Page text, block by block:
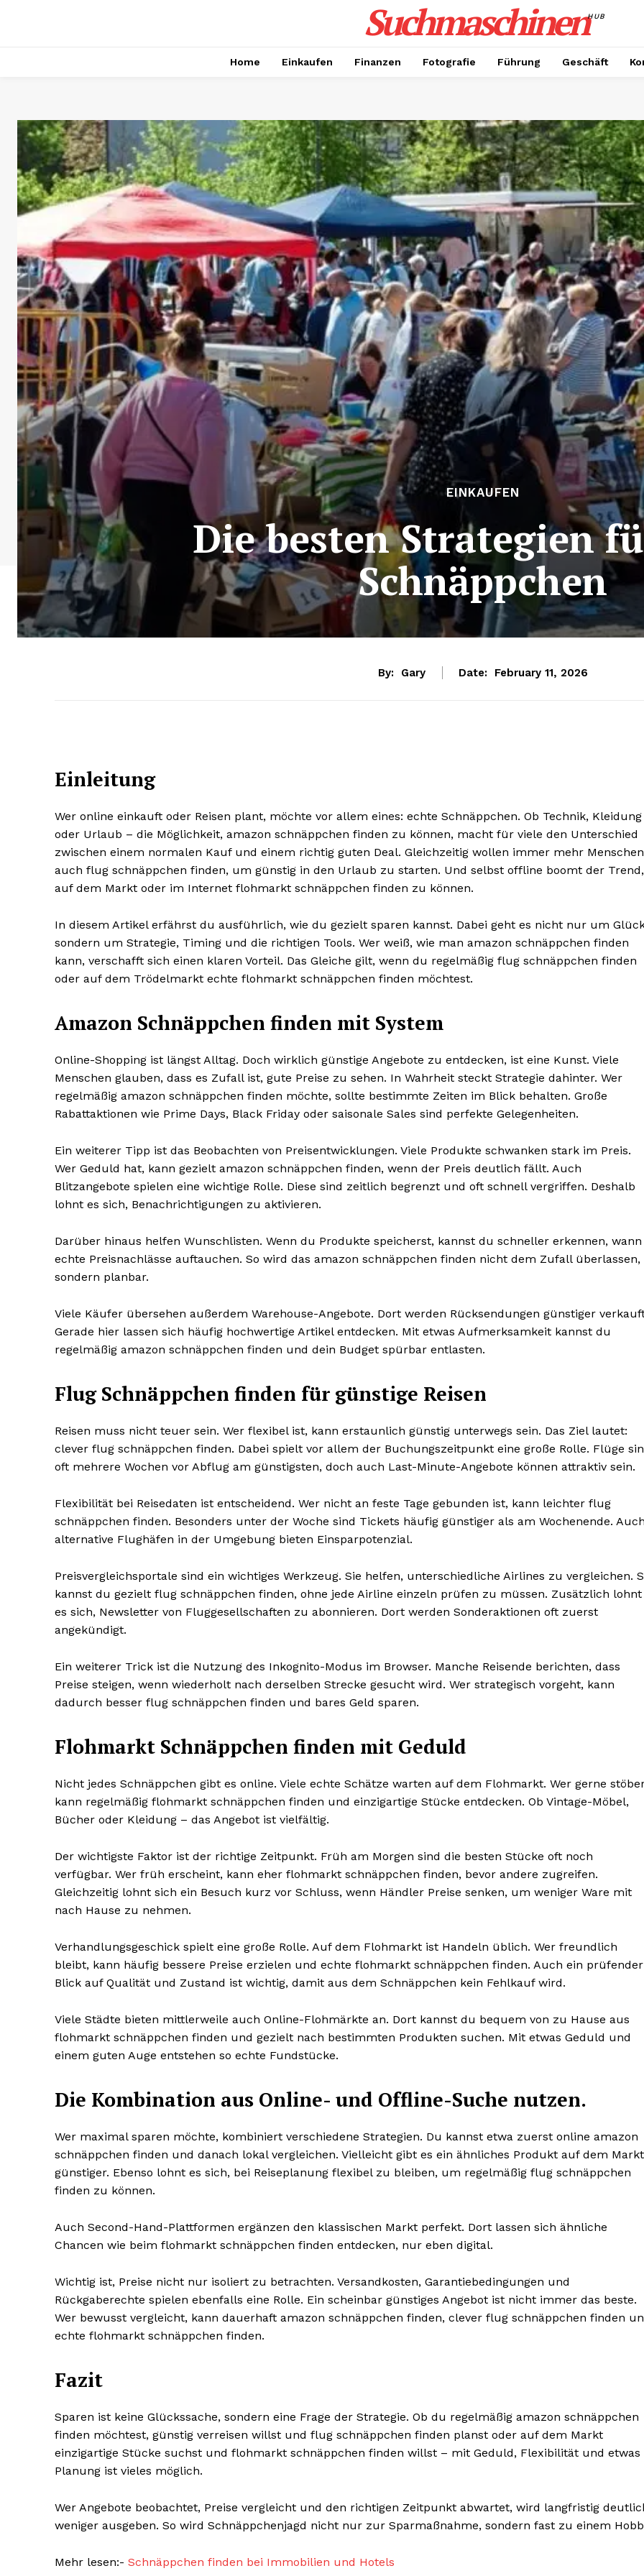
SuchmaschinenHUB
Home Einkaufen Finanzen Fotografie Führung Geschäft
EINKAUFEN
Die besten Strategien
Schnäppchen
By: Gary Date: February 11, 2026
Einleitung
Wer online einkauft oder Reisen plant, möchte vor allem eines: echte Schnäppchen. Ob Technik, Kleidung
oder Urlaub – die Möglichkeit, amazon schnäppchen finden zu können, macht für viele den Unterschied
zwischen einem normalen Kauf und einem richtig guten Deal. Gleichzeitig wollen immer mehr Menschen
auch flug schnäppchen finden, um günstig in den Urlaub zu starten. Und selbst offline boomt der Trend,
auf dem Markt oder im Internet flohmarkt schnäppchen finden zu können.
In diesem Artikel erfährst du ausführlich, wie du gezielt sparen kannst. Dabei geht es nicht nur um
sondern um Strategie, Timing und die richtigen Tools. Wer weiß, wie man amazon schnäppchen finden
kann, verschafft sich einen klaren Vorteil. Das Gleiche gilt, wenn du regelmäßig flug schnäppchen finden
oder auf dem Trödelmarkt echte flohmarkt schnäppchen finden möchtest.
Amazon Schnäppchen finden mit System
Online-Shopping ist längst Alltag. Doch wirklich günstige Angebote zu entdecken, ist eine Kunst. Viele
Menschen glauben, dass es Zufall ist, gute Preise zu sehen. In Wahrheit steckt Strategie dahinter. Wer
regelmäßig amazon schnäppchen finden möchte, sollte bestimmte Zeiten im Blick behalten. Große
Rabattaktionen wie Prime Days, Black Friday oder saisonale Sales sind perfekte Gelegenheiten.
Ein weiterer Tipp ist das Beobachten von Preisentwicklungen. Viele Produkte schwanken stark im Preis.
Wer Geduld hat, kann gezielt amazon schnäppchen finden, wenn der Preis deutlich fällt. Auch
Blitzangebote spielen eine wichtige Rolle. Diese sind zeitlich begrenzt und oft schnell vergriffen. Deshalb
lohnt es sich, Benachrichtigungen zu aktivieren.
Darüber hinaus helfen Wunschlisten. Wenn du Produkte speicherst, kannst du schneller erkennen, wann
echte Preisnachlässe auftauchen. So wird das amazon schnäppchen finden nicht dem Zufall überlassen,
sondern planbar.
Viele Käufer übersehen außerdem Warehouse-Angebote. Dort werden Rücksendungen günstiger
Gerade hier lassen sich häufig hochwertige Artikel entdecken. Mit etwas Aufmerksamkeit kannst du
regelmäßig amazon schnäppchen finden und dein Budget spürbar entlasten.
Flug Schnäppchen finden für günstige Reisen
Reisen muss nicht teuer sein. Wer flexibel ist, kann erstaunlich günstig unterwegs sein. Das Ziel lautet:
clever flug schnäppchen finden. Dabei spielt vor allem der Buchungszeitpunkt eine große Rolle. Flüge
oft mehrere Wochen vor Abflug am günstigsten, doch auch Last-Minute-Angebote können attraktiv sein.
Flexibilität bei Reisedaten ist entscheidend. Wer nicht an feste Tage gebunden ist, kann leichter flug
schnäppchen finden. Besonders unter der Woche sind Tickets häufig günstiger als am Wochenende.
alternative Flughäfen in der Umgebung bieten Einsparpotenzial.
Preisvergleichsportale sind ein wichtiges Werkzeug. Sie helfen, unterschiedliche Airlines zu vergleichen.
kannst du gezielt flug schnäppchen finden, ohne jede Airline einzeln prüfen zu müssen. Zusätzlich lohnt
es sich, Newsletter von Fluggesellschaften zu abonnieren. Dort werden Sonderaktionen oft zuerst
angekündigt.
Ein weiterer Trick ist die Nutzung des Inkognito-Modus im Browser. Manche Reisende berichten, dass
Preise steigen, wenn wiederholt nach derselben Strecke gesucht wird. Wer strategisch vorgeht, kann
dadurch besser flug schnäppchen finden und bares Geld sparen.
Flohmarkt Schnäppchen finden mit Geduld
Nicht jedes Schnäppchen gibt es online. Viele echte Schätze warten auf dem Flohmarkt. Wer gerne
kann regelmäßig flohmarkt schnäppchen finden und einzigartige Stücke entdecken. Ob Vintage-Möbel,
Bücher oder Kleidung – das Angebot ist vielfältig.
Der wichtigste Faktor ist der richtige Zeitpunkt. Früh am Morgen sind die besten Stücke oft noch
verfügbar. Wer früh erscheint, kann eher flohmarkt schnäppchen finden, bevor andere zugreifen.
Gleichzeitig lohnt sich ein Besuch kurz vor Schluss, wenn Händler Preise senken, um weniger Ware mit
nach Hause zu nehmen.
Verhandlungsgeschick spielt eine große Rolle. Auf dem Flohmarkt ist Handeln üblich. Wer freundlich
bleibt, kann häufig bessere Preise erzielen und echte flohmarkt schnäppchen finden. Auch ein prüfender
Blick auf Qualität und Zustand ist wichtig, damit aus dem Schnäppchen kein Fehlkauf wird.
Viele Städte bieten mittlerweile auch Online-Flohmärkte an. Dort kannst du bequem von zu Hause aus
flohmarkt schnäppchen finden und gezielt nach bestimmten Produkten suchen. Mit etwas Geduld und
einem guten Auge entstehen so echte Fundstücke.
Die Kombination aus Online- und Offline-Suche nutzen.
Wer maximal sparen möchte, kombiniert verschiedene Strategien. Du kannst etwa zuerst online amazon
schnäppchen finden und danach lokal vergleichen. Vielleicht gibt es ein ähnliches Produkt auf dem Markt
günstiger. Ebenso lohnt es sich, bei Reiseplanung flexibel zu bleiben, um regelmäßig flug schnäppchen
finden zu können.
Auch Second-Hand-Plattformen ergänzen den klassischen Markt perfekt. Dort lassen sich ähnliche
Chancen wie beim flohmarkt schnäppchen finden entdecken, nur eben digital.
Wichtig ist, Preise nicht nur isoliert zu betrachten. Versandkosten, Garantiebedingungen und
Rückgaberechte spielen ebenfalls eine Rolle. Ein scheinbar günstiges Angebot ist nicht immer das beste.
Wer bewusst vergleicht, kann dauerhaft amazon schnäppchen finden, clever flug schnäppchen finden
echte flohmarkt schnäppchen finden.
Fazit
Sparen ist keine Glückssache, sondern eine Frage der Strategie. Ob du regelmäßig amazon schnäppchen
finden möchtest, günstig verreisen willst und flug schnäppchen finden planst oder auf dem Markt
einzigartige Stücke suchst und flohmarkt schnäppchen finden willst – mit Geduld, Flexibilität und etwas
Planung ist vieles möglich.
Wer Angebote beobachtet, Preise vergleicht und den richtigen Zeitpunkt abwartet, wird langfristig
weniger ausgeben. So wird Schnäppchenjagd nicht nur zur Sparmaßnahme, sondern fast zu einem
Mehr lesen:- Schnäppchen finden bei Immobilien und Hotels